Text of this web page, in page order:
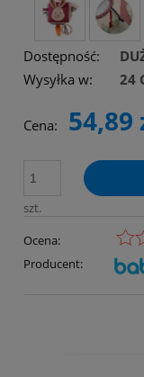
Dostępność:
Wysyłka w:
24
Cena: 54,89
szt.
Ocena:
Producent: